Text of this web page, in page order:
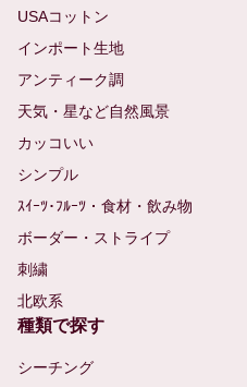
USAコットン
インポート生地
アンティーク調
天気・星など自然風景
カッコいい
シンプル
ｽｲｰﾂ･ﾌﾙｰﾂ・食材・飲み物
ボーダー・ストライプ
刺繍
北欧系
種類で探す
シーチング